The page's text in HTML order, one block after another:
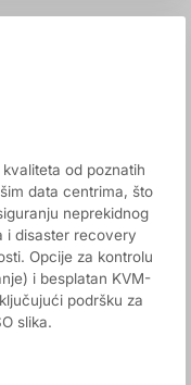
od poznatih
data centrima, što
neprekidnog
i disaster recovery
Opcije za kontrolu
i besplatan KVM-
podršku za
slika.